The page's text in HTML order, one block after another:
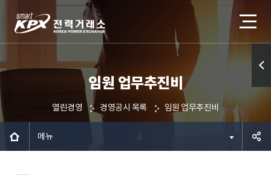
임원 업무추진비
열린경영 경영공시 목록 임원 업무추진비
메뉴